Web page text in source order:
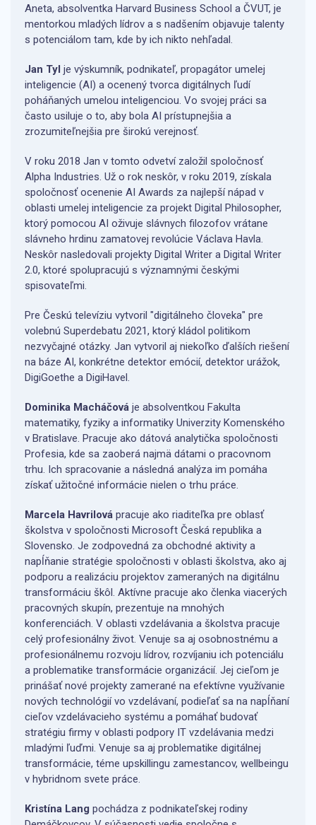
Aneta, absolventka Harvard Business School a ČVUT, je
mentorkou mladých lídrov a s nadšením objavuje talenty
s potenciálom tam, kde by ich nikto nehľadal.
Jan Tyl je výskumník, podnikateľ, propagátor umelej
inteligencie (AI) a ocenený tvorca digitálnych ľudí
poháňaných umelou inteligenciou. Vo svojej práci sa
často usiluje o to, aby bola AI prístupnejšia a
zrozumiteľnejšia pre širokú verejnosť.
V roku 2018 Jan v tomto odvetví založil spoločnosť
Alpha Industries. Už o rok neskôr, v roku 2019, získala
spoločnosť ocenenie AI Awards za najlepší nápad v
oblasti umelej inteligencie za projekt Digital Philosopher,
ktorý pomocou AI oživuje slávnych filozofov vrátane
slávneho hrdinu zamatovej revolúcie Václava Havla.
Neskôr nasledovali projekty Digital Writer a Digital Writer
2.0, ktoré spolupracujú s významnými českými
spisovateľmi.
Pre Českú televíziu vytvoril "digitálneho človeka" pre
volebnú Superdebatu 2021, ktorý kládol politikom
nezvyčajné otázky. Jan vytvoril aj niekoľko ďalších riešení
na báze AI, konkrétne detektor emócií, detektor urážok,
DigiGoethe a DigiHavel.
Dominika Macháčová je absolventkou Fakulta
matematiky, fyziky a informatiky Univerzity Komenského
v Bratislave. Pracuje ako dátová analytička spoločnosti
Profesia, kde sa zaoberá najmä dátami o pracovnom
trhu. Ich spracovanie a následná analýza im pomáha
získať užitočné informácie nielen o trhu práce.
Marcela Havrilová pracuje ako riaditeľka pre oblasť
školstva v spoločnosti Microsoft Česká republika a
Slovensko. Je zodpovedná za obchodné aktivity a
napĺňanie stratégie spoločnosti v oblasti školstva, ako aj
podporu a realizáciu projektov zameraných na digitálnu
transformáciu škôl. Aktívne pracuje ako členka viacerých
pracovných skupín, prezentuje na mnohých
konferenciách. V oblasti vzdelávania a školstva pracuje
celý profesionálny život. Venuje sa aj osobnostnému a
profesionálnemu rozvoju lídrov, rozvíjaniu ich potenciálu
a problematike transformácie organizácií. Jej cieľom je
prinášať nové projekty zamerané na efektívne využívanie
nových technológií vo vzdelávaní, podieľať sa na napĺňaní
cieľov vzdelávacieho systému a pomáhať budovať
stratégiu firmy v oblasti podpory IT vzdelávania medzi
mladými ľuďmi. Venuje sa aj problematike digitálnej
transformácie, téme upskillingu zamestancov, wellbeingu
v hybridnom svete práce.
Kristína Lang pochádza z podnikateľskej rodiny